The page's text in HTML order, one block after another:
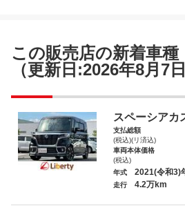
Ｎ－ＷＧＮ Ｇ・
この販売店の新着車種
（更新日:2026年8月7日
スペーシアカ
支払総額
(税込)(リ済込)
車両本体価格
(税込)
年式 2021(令和3)
走行 4.2万km